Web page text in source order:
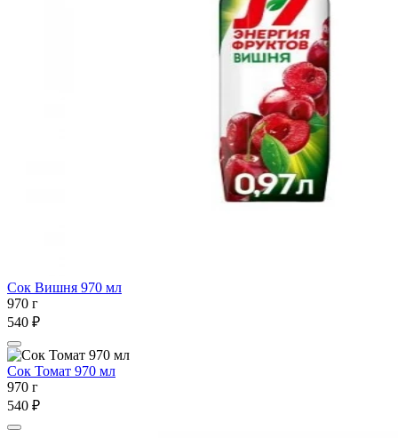
Сок Вишня 970 мл
970 г
540 ₽
Сок Томат 970 мл
970 г
540 ₽